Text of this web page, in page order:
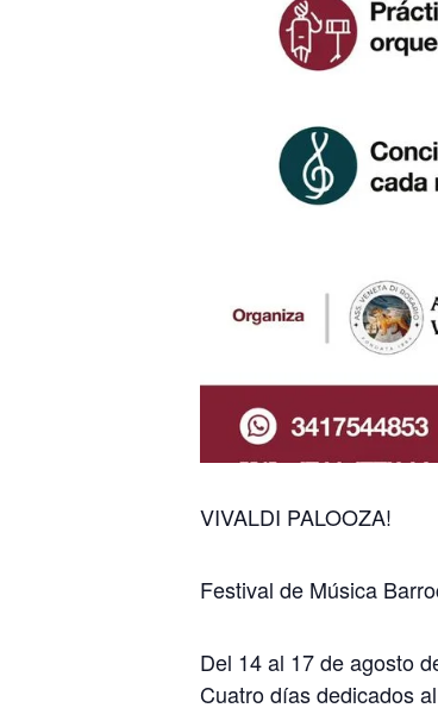
VIVALDI PALOOZA!
Festival de Música
Del 14 al 17 de agosto
Cuatro días dedicados